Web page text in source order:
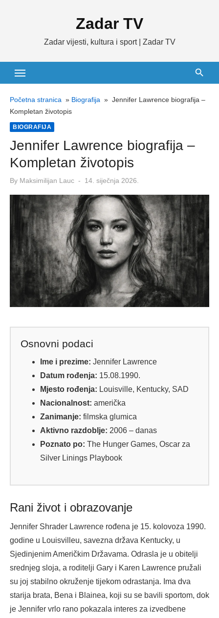
Zadar TV
Zadar vijesti, kultura i sport | Zadar TV
Početna stranica » Biografija » Jennifer Lawrence biografija –
Kompletan životopis
BIOGRAFIJA
Jennifer Lawrence biografija –
Kompletan životopis
By Maksimilijan Lauc
Posted
14. siječnja 2026.
Osnovni podaci
Ime i prezime: Jennifer Lawrence
Datum rođenja: 15.08.1990.
Mjesto rođenja: Louisville, Kentucky, SAD
Nacionalnost: američka
Zanimanje: filmska glumica
Aktivno razdoblje: 2006 – danas
Poznato po: The Hunger Games, Oscar za
Silver Linings Playbook
Rani život i obrazovanje
Jennifer Shrader Lawrence rođena je 15. kolovoza 1990.
godine u Louisvilleu, savezna država Kentucky, u
Sjedinjenim Američkim Državama. Odrasla je u obitelji
srednjeg sloja, a roditelji Gary i Karen Lawrence pružali
su joj stabilno okruženje tijekom odrastanja. Ima dva
starija brata, Bena i Blainea, koji su se bavili sportom, dok
je Jennifer vrlo rano pokazala interes za izvedbene